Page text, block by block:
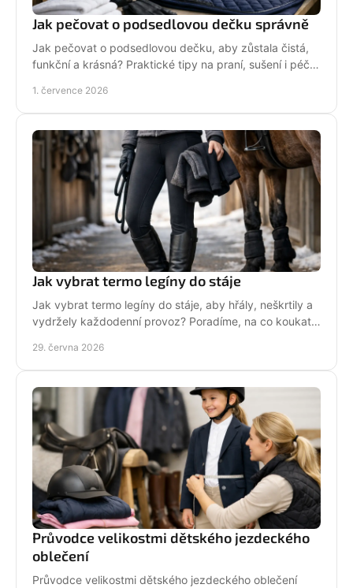
Jak pečovat o podsedlovou dečku správně
Jak pečovat o podsedlovou dečku, aby zůstala čistá,
funkční a krásná? Praktické tipy na praní, sušení i péči
1. července 2026
Jak vybrat termo legíny do stáje
Jak vybrat termo legíny do stáje, aby hřály, neškrtily a
vydržely každodenní provoz? Poradíme, na co koukat
29. června 2026
Průvodce velikostmi dětského jezdeckého
oblečení
Průvodce velikostmi dětského jezdeckého oblečení